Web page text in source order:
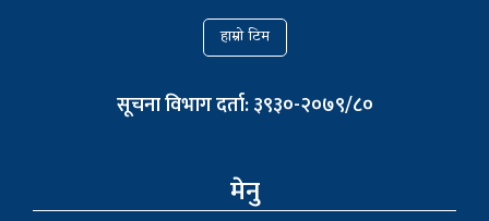
हाम्रो टिम
सूचना विभाग दर्ता: ३९३०-२०७९/८०
मेनु